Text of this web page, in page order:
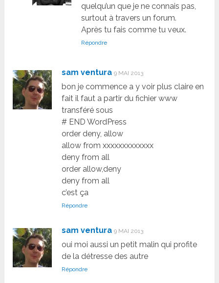
quelqu’un que je ne connais pas,
surtout à travers un forum.
Après tu fais comme tu veux.
Répondre
sam ventura 9 MAI 2013
bon je commence a y voir plus claire en
fait il faut a partir du fichier www
transféré sous
# END WordPress
order deny, allow
allow from xxxxxxxxxxxxx
deny from all
order allow,deny
deny from all
c’est ça
Répondre
sam ventura 9 MAI 2013
oui moi aussi un petit malin qui profite
de la détresse des autre
Répondre